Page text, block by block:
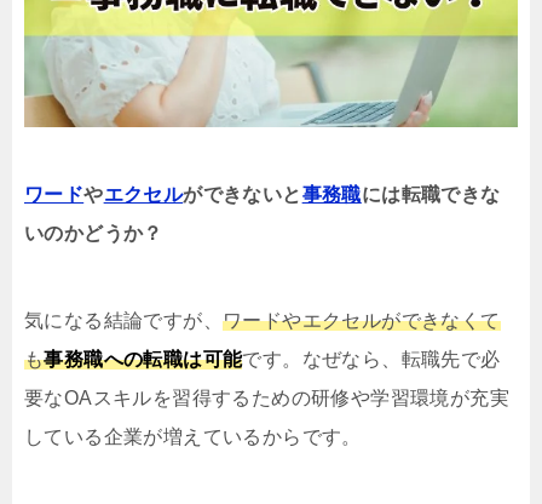
ワードやエクセルができないと事務職には転職できな
いのかどうか？
気になる結論ですが、 ワードやエクセルができなくて
も事務職への転職は可能です。なぜなら、転職先で必
要なOAスキルを習得するための研修や学習環境が充実
している企業が増えているからです。